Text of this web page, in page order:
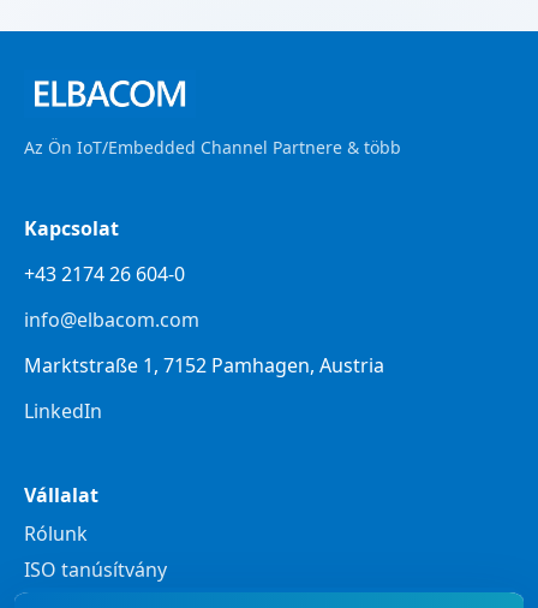
Az Ön IoT/Embedded Channel Partnere & több
Kapcsolat
+43 2174 26 604-0
info@elbacom.com
Marktstraße 1, 7152 Pamhagen, Austria
LinkedIn
Vállalat
Rólunk
ISO tanúsítvány